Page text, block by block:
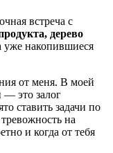
встреча с
дерево
уже накопившиеся
от меня. В моей
— это залог
ставить задачи по
на
и когда от тебя